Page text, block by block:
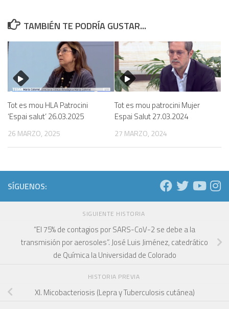
TAMBIÉN TE PODRÍA GUSTAR...
Tot es mou HLA Patrocini
‘Espai salut’ 26.03.2025
26 MARZO, 2025
Tot es mou patrocini Mujer
Espai Salut 27.03.2024
27 MARZO, 2024
SÍGUENOS:
SIGUIENTE HISTORIA
“El 75% de contagios por SARS-CoV-2 se debe a la
transmisión por aerosoles”. José Luis Jiménez, catedrático
de Química la Universidad de Colorado
HISTORIA PREVIA
XI. Micobacteriosis (Lepra y Tuberculosis cutánea)